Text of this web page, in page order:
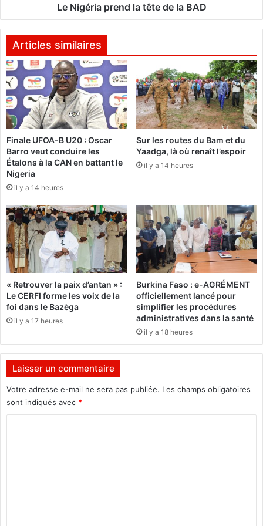
s
u
d
i
a
n
t
s
s
u
r
l
é
c
o
n
o
m
i
e
s
o
a
e
d
r
e
d
l
a
t
ê
t
e
d
e
l
a
B
D
Le Nigéria prend la tête de la BAD
Articles similaires
Finale UFOA-B U20 : Oscar
Barro veut conduire les
Étalons à la CAN en battant le
Nigeria
il y a 14 heures
Sur les routes du Bam et du
Yaadga, là où renaît l’espoir
il y a 14 heures
« Retrouver la paix d’antan » :
Le CERFI forme les voix de la
foi dans le Bazèga
il y a 17 heures
Burkina Faso : e-AGRÉMENT
officiellement lancé pour
simplifier les procédures
administratives dans la santé
il y a 18 heures
Laisser un commentaire
Votre adresse e-mail ne sera pas publiée. Les champs obligatoires
sont indiqués avec *